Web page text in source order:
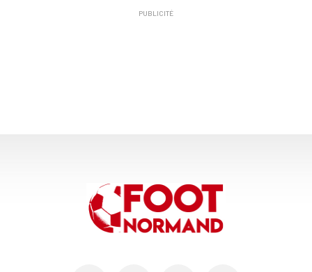
NATIONAL 3
ASPTT - SU Dives en entrée, l'US Alençon accuei...
PUBLICITÉ